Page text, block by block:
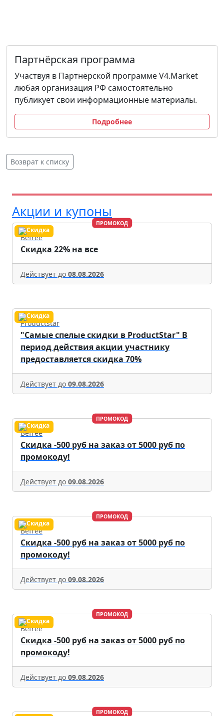
Партнёрская программа
Участвуя в Партнёрской программе V4.Market
любая организация РФ самостоятельно
публикует свои информационные материалы.
Подробнее
Возврат к списку
Акции и купоны
ПРОМОКОД
Befree
Скидка 22% на все
Действует до 08.08.2026
Productstar
"Самые спелые скидки в ProductStar" В
период действия акции участнику
предоставляется скидка 70%
Действует до 09.08.2026
ПРОМОКОД
Befree
Скидка -500 руб на заказ от 5000 руб по
промокоду!
Действует до 09.08.2026
ПРОМОКОД
Befree
Скидка -500 руб на заказ от 5000 руб по
промокоду!
Действует до 09.08.2026
ПРОМОКОД
Befree
Скидка -500 руб на заказ от 5000 руб по
промокоду!
Действует до 09.08.2026
ПРОМОКОД